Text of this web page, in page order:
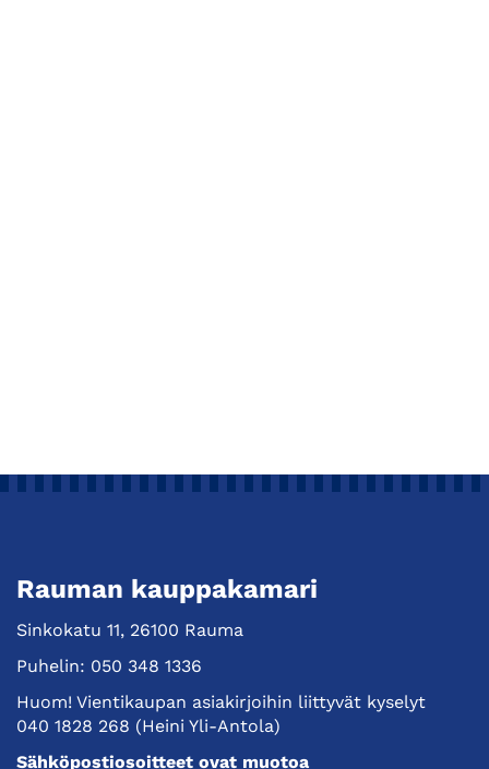
Rauman kauppakamari
Sinkokatu 11, 26100 Rauma
Puhelin: 050 348 1336
Huom! Vientikaupan asiakirjoihin liittyvät kyselyt
040 1828 268 (Heini Yli-Antola)
Sähköpostiosoitteet ovat muotoa